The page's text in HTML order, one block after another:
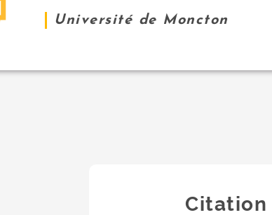
Université de Moncton
Citation